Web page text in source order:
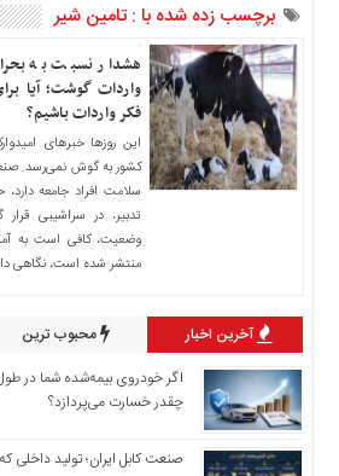
سیاسی
اخبار
فرهنگی
منوی
اصلی
صفحه
اخبار
اخبار
المللی
اخبار
برچسب زده شده با : تامین شیر
هشدار نسبت به
واردات گوشت؛ آیا
فکر واردات باشیم؟
این روزها خبرهای
کشور به گوش نمی‌رسد.
سلامت افراد جامعه
تدبیر، در سراشیبی
وضعیت، کافی است به
منتشر شده است، نگاهی
آخرین اخبار محبوب ترین
اگر خودروی بیمه‌شده شما در
چقدر خسارت می‌پردازد؟
صنعت کابل ایران؛ تولید داخلی